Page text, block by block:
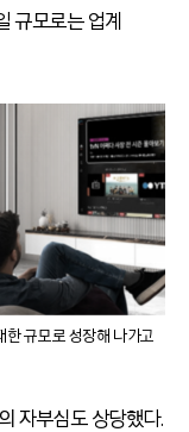
규모로는 업계
한 규모로 성장해 나가고
자부심도 상당했다.